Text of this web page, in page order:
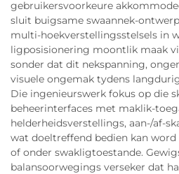
gebruikersvoorkeure
sluit buigsame swaannek-
multi-hoekverstellingsstelsels in
ligposisionering moontlik maak
sonder dat dit nekspanning,
visuele ongemak tydens
Die ingenieurswerk fokus op die
beheerinterfaces met maklik-
helderheidsverstellings, aan-/af-
wat doeltreffend bedien kan word
of onder swakligtoestande.
balansoorwegings verseker dat